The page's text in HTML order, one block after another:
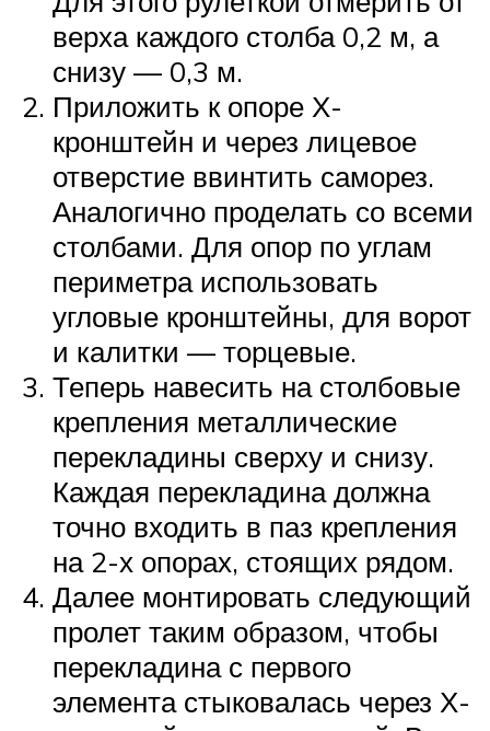
верха каждого столба 0,2 м, а
снизу — 0,3 м.
Приложить к опоре Х-
кронштейн и через лицевое
отверстие ввинтить саморез.
Аналогично проделать со всеми
столбами. Для опор по углам
периметра использовать
угловые кронштейны, для ворот
и калитки — торцевые.
Теперь навесить на столбовые
крепления металлические
перекладины сверху и снизу.
Каждая перекладина должна
точно входить в паз крепления
на 2-х опорах, стоящих рядом.
Далее монтировать следующий
пролет таким образом, чтобы
перекладина с первого
элемента стыковалась через Х-